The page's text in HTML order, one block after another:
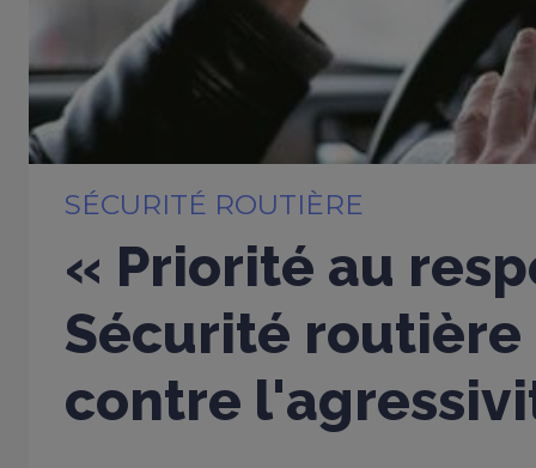
SÉCURITÉ ROUTIÈRE
« Priorité au
Sécurité
contre